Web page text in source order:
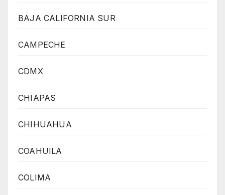
BAJA CALIFORNIA SUR
CAMPECHE
CDMX
CHIAPAS
CHIHUAHUA
COAHUILA
COLIMA